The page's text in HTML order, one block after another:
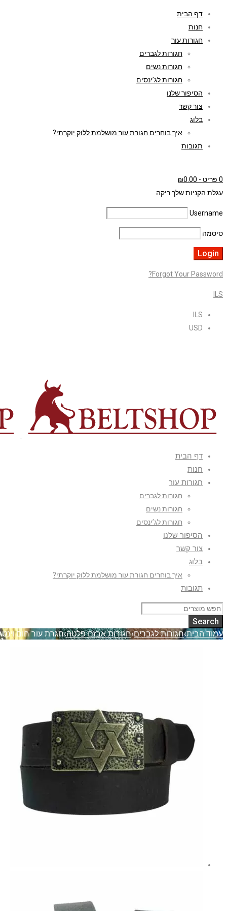
דף הבית
חנות
חגורות עור
חגורות לגברים
חגורות נשים
חגורות לג’ינסים
הסיפור שלנו
צור קשר
בלוג
איך בוחרים חגורת עור מושלמת ללוק יוקרתי?
תגובות
0 פריט -
₪0.00
עגלת הקניות שלך ריקה
Username
סיסמה
Forgot Your Password?
ILS
ILS
USD
דף הבית
חנות
חגורות עור
חגורות לגברים
חגורות נשים
חגורות לג’ינסים
הסיפור שלנו
צור קשר
בלוג
איך בוחרים חגורת עור מושלמת ללוק יוקרתי?
תגובות
עמוד הבית›חגורות לגברים›חגורות אבזם פלטה›חגרת עור חום